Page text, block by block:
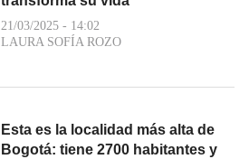
21/03/2025 - 14:02
LAURA SOFÍA ROZO
Esta es la localidad más alta de
Bogotá: tiene 2700 habitantes y